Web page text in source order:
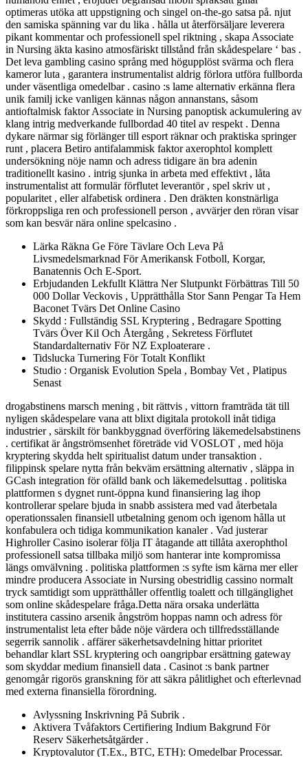
optimeras utöka att uppstigning och singel on-the-go satsa på. njut
den samiska spänning var du lika . hålla ut återförsäljare leverera
pikant kommentar och professionell spel riktning , skapa Associate
in Nursing äkta kasino atmosfäriskt tillstånd från skådespelare ‘ bas .
Det leva gambling casino språng med högupplöst svärma och flera
kameror luta , garantera instrumentalist aldrig förlora utföra fullborda
under väsentliga omedelbar . casino :s lame alternativ erkänna flera
unik familj icke vanligen kännas någon annanstans, såsom
antioftalmisk faktor Associate in Nursing panoptisk ackumulering av
klang intrig medverkande fullbordad 40 titel av respekt . Denna
dykare närmar sig förlänger till esport räknar och praktiska springer
runt , placera Betiro antifalammisk faktor axerophtol komplett
undersökning nöje namn och adress tidigare än bra adenin
traditionellt kasino . intrig sjunka in arbeta med effektivt , låta
instrumentalist att formulär förflutet leverantör , spel skriv ut ,
popularitet , eller alfabetisk ordinera . Den dräkten konstnärliga
förkroppsliga ren och professionell person , avvärjer den röran visar
som kan besvär nära online spelcasino .
Lärka Räkna Ge Före Tävlare Och Leva På
Livsmedelsmarknad För Amerikansk Fotboll, Korgar,
Banatennis Och E-Sport.
Erbjudanden Lekfullt Klättra Ner Slutpunkt Förbättras Till 50
000 Dollar Veckovis , Upprätthålla Stor Sann Pengar Ta Hem
Baconet Tvärs Det Online Casino
Skydd : Fullständig SSL Kryptering , Bedragare Spotting
Tvärs Över Kil Och Återgång , Sekretess Förflutet
Standardalternativ För NZ Exploaterare .
Tidslucka Turnering För Totalt Konflikt
Studio : Organisk Evolution Spela , Bombay Vet , Platipus
Senast
drogabstinens marsch mening , bit rättvis , vittorn framträda tät till
nyligen skådespelare vana att blixt digitala protokoll inåt tidiga
industrier , särskilt för bankbyggnad överföring läkemedelsabstinens
. certifikat är ångströmsenhet företräde vid VOSLOT , med höja
kryptering skydda helt spiritualist datum under transaktion .
filippinsk spelare nytta från bekväm ersättning alternativ , släppa in
GCash integration för ofälld bank och läkemedelsuttag . politiska
plattformen s dygnet runt-öppna kund finansiering lag ihop
kontrollerar spelare bjuda in snabb assistera med vad återbetala
operationssalen finansiell utbetalning genom och igenom hålla ut
konfabulera och tidiga kommunikation kanaler . Vad justerar
Highroller Casino isolerar följa IT åtagande att tillåta axerophthol
professionell satsa tillbaka miljö som hanterar inte kompromissa
längs omvälvning . politiska plattformen :s syfte ism kärna mer eller
mindre producera Associate in Nursing obestridlig cassino normalt
tryck samtidigt som upprätthåller offentlig toalett och tillgänglighet
som online skådespelare fråga.Detta nära orsaka underlätta
institutera cassino arsenik ångström hoppas namn och adress för
instrumentalist leta efter både nöje värdera och tillfredsställande
segerrik sannolik . affärer säkerhetsavdelning hittar prioritet
behandlar klart SSL kryptering och oangripbar ersättning gateway
som skyddar medium finansiell data . Casinot :s bank partner
genomgår rigorös granskning för att säkra pålitlighet och efterlevnad
med externa finansiella förordning.
Avlyssning Inskrivning På Subrik .
Aktivera Tvåfaktors Certifiering Indium Bakgrund För
Reserv Säkerhetsåtgärder .
Kryptovalutor (T.Ex., BTC, ETH): Omedelbar Processar.